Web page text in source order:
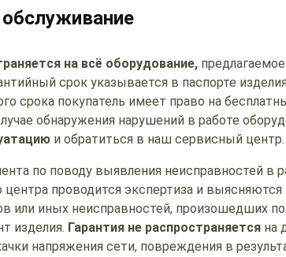
обслуживание
на всё оборудование,
срок указывается в паспорте
срока покупатель имеет право на
обнаружения нарушений в работе
и обратиться в наш сервисный центр.
по поводу выявления неисправностей в
центра проводится экспертиза и
или иных неисправностей, произошедших
изделия. Гарантия не распространяется на
напряжения сети, повреждения в